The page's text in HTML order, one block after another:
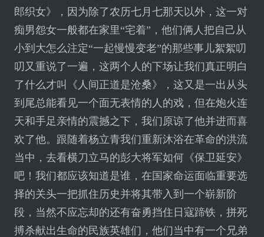
郎织女》，因为除了农历七月七那天以外，这一对
痴男怨女一般都在家里“宅着”，他们俩人把自己从
小到大怎么注定“一起慢慢变老”的那些事儿絮絮叨
叨又重说了一遍，这两个人的下场让我们真正明白
了什么才叫《人间正道是沧桑》，这又是一出从头
到尾总能看见一个面无表情的人的戏，但在炮火连
天和手足亲情的震撼之下，我们原谅了他并进而喜
欢了他。跟随着杨立青我们重新沐浴在革命的洪流
当中，去看横刀立马的彭大将军如何《保卫延安》
吧！我们都应该知道是谁，在国家命运面临重要选
择的关头一把抓住历史并将其带入到一个崭新阶
段，当然不应忘却的还有奋勇挡住日寇蹄铁，拼死
搏杀献出生命的民族英雄们，他们当中有一个兄弟